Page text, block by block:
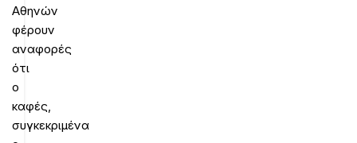
Αθηνών
φέρουν
αναφορές
ότι
ο
καφές,
συγκεκριμένα